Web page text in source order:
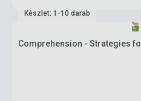
Készlet: 1-10 darab
Comprehension - Strategies